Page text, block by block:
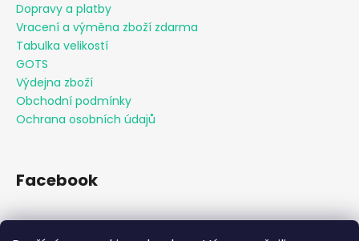
Dopravy a platby
Vracení a výměna zboží zdarma
Tabulka velikostí
GOTS
Výdejna zboží
Obchodní podmínky
Ochrana osobních údajů
Facebook